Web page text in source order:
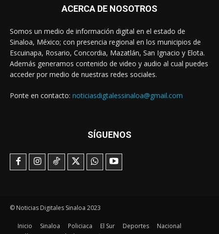
ACERCA DE NOSOTROS
Somos un medio de información digital en el estado de
Sinaloa, México; con presencia regional en los municipios de
Escuinapa, Rosario, Concordia, Mazatlán, San Ignacio y Elota.
Además generamos contenido de video y audio al cual puedes
acceder por medio de nuestras redes sociales.
Ponte en contacto: noticiasdigtalessinaloa@gmail.com
SÍGUENOS
© Noticias Digitales Sinaloa 2023
Inicio Sinaloa Policiaca El Sur Deportes
Nacional